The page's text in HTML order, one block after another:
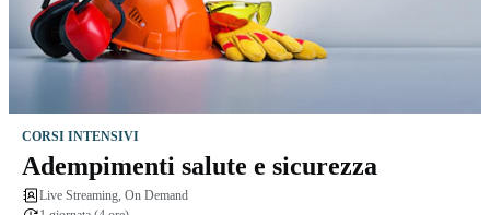
CORSI INTENSIVI
Adempimenti salute e sicurezza
Live Streaming, On Demand